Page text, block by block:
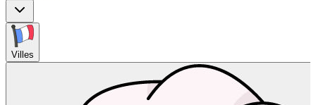
Villes